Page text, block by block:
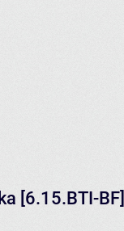
[6.15.BTI-BF]